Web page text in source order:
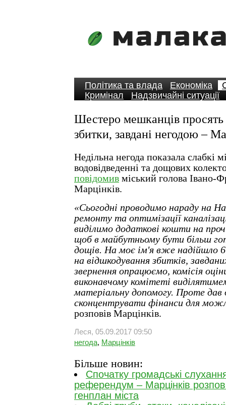
Політика та влада Економіка
Кримінал
Надзвичайні ситуації
Шестеро мешканців просять
збитки, завдані негодою –
Недільна негода показала слабкі
водовідведенні та дощових
повідомив міський голова Івано-
Марцінків.
«Сьогодні проводимо нараду на
ремонту та оптимізації
виділимо додаткові кошти на
щоб в майбутньому бути більш
дощів. На моє ім'я вже надійшло 6
на відшкодування збитків,
звернення опрацюємо, комісія
виконавчому комітеті
матеріальну допомогу. Проте дав
сконцентрувати фінанси для
розповів Марцінків.
Леся, 05.09.2017 09:50
негода, Марцінків
Більше новин:
Спочатку громадські
референдум – Марцінків
генплан міста